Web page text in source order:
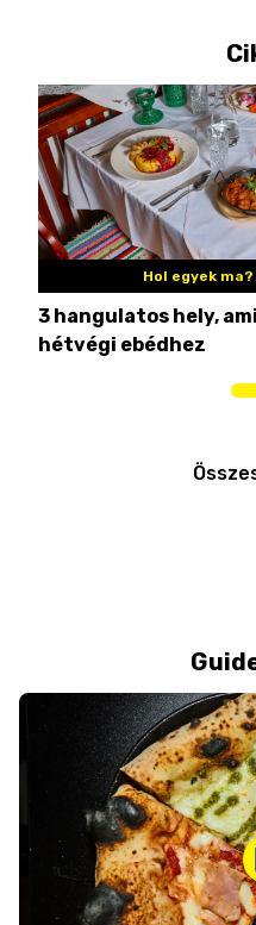
Hol egyek ma?
3 hangulatos hely,
hétvégi ebédhez